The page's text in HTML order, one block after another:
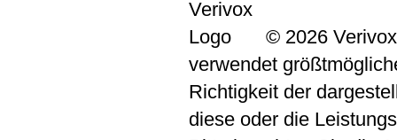
© 2026
verwendet
Richtigkeit der
diese oder die